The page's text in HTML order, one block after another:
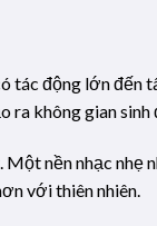
tác động lớn
ra không gian sinh
nền nhạc nhẹ
với thiên nhiên.